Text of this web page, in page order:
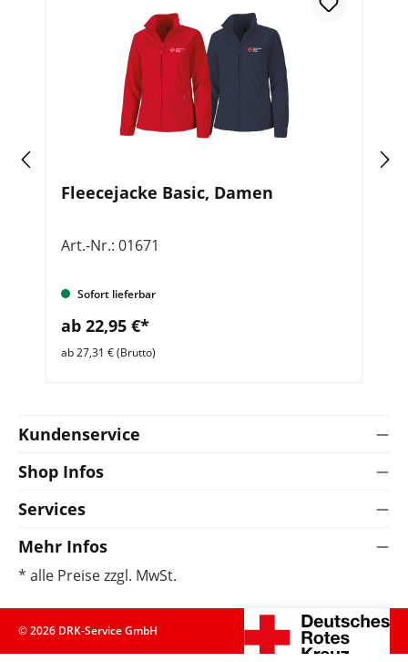
Fleecejacke Basic, Damen
Art.-Nr.: 01671
Sofort lieferbar
ab 22,95 €*
ab 27,31 € (Brutto)
Kundenservice
Shop Infos
Services
Mehr Infos
* alle Preise zzgl. MwSt.
© 2026 DRK-Service GmbH